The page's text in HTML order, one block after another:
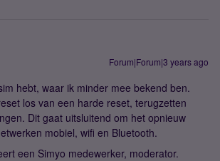
Forum|Forum|3 years ago
hebt, waar ik minder mee bekend ben.
los van een harde reset, terugzetten
Dit gaat uitsluitend om het opnieuw
mobiel, wifi en Bluetooth.
een Simyo medewerker, moderator.